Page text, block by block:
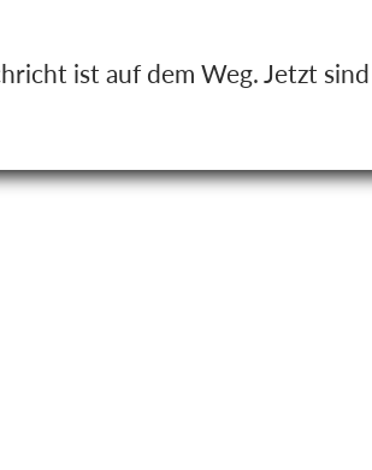
ist auf dem Weg. Jetzt